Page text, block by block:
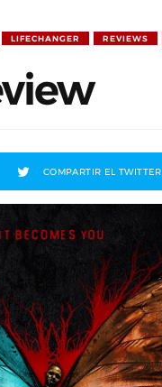
LIFECHANGER REVIEWS
COMPARTIR EL TWITTER